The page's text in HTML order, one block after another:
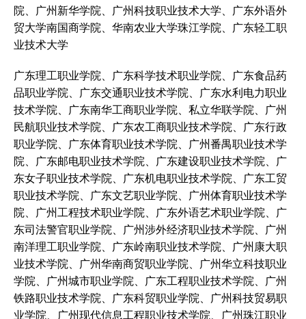
院、广州新华学院、广州科技职业技术大学、广东外语外
贸大学南国商学院、华南农业大学珠江学院、广东轻工职
业技术大学
广东理工职业学院、广东科学技术职业学院、广东食品药
品职业学院、广东交通职业技术学院、广东水利电力职业
技术学院、广东南华工商职业学院、私立华联学院、广州
民航职业技术学院、广东农工商职业技术学院、广东行政
职业学院、广东体育职业技术学院、广州番禺职业技术学
院、广东邮电职业技术学院、广东建设职业技术学院、广
东女子职业技术学院、广东机电职业技术学院、广东工贸
职业技术学院、广东文艺职业学院、广州体育职业技术学
院、广州工程技术职业学院、广东外语艺术职业学院、广
东司法警官职业学院、广州涉外经济职业技术学院、广州
南洋理工职业学院、广东岭南职业技术学院、广州康大职
业技术学院、广州华南商贸职业学院、广州华立科技职业
学院、广州城市职业学院、广东工程职业技术学院、广州
铁路职业技术学院、广东科贸职业学院、广州科技贸易职
业学院、广州现代信息工程职业技术学院、广州珠江职业